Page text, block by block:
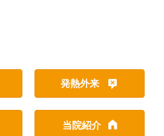
発熱外来
当院紹介